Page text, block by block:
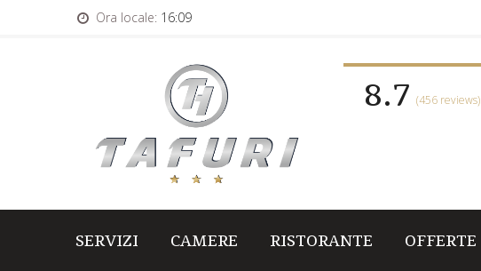
Ora locale: 16:09
8.7 (456 reviews)
SERVIZI CAMERE RISTORANTE OFFERTE